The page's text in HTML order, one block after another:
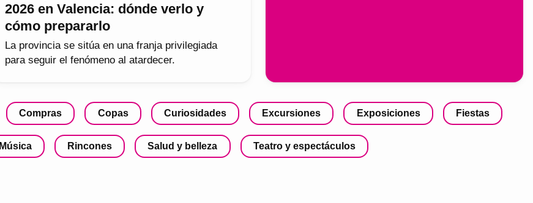
2026 en Valencia: dónde verlo y
cómo prepararlo
La provincia se sitúa en una franja privilegiada
para seguir el fenómeno al atardecer.
Compras Copas Curiosidades Excursiones Exposiciones Fiestas
Música Rincones Salud y belleza Teatro y espectáculos